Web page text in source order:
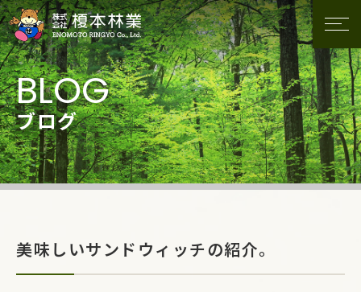
ブログ
美味しいサンドウィッチの紹介。